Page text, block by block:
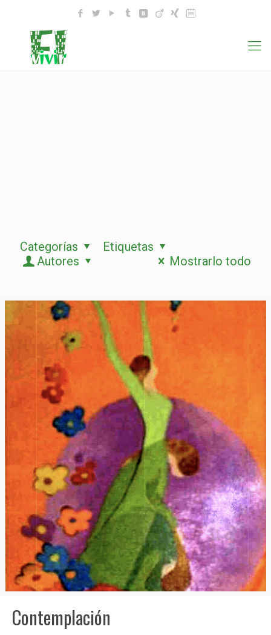
Categorías
Etiquetas
Autores
Mostrarlo todo
Contemplación